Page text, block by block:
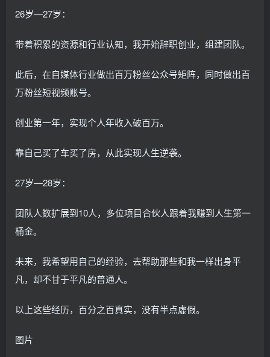
26岁—27岁：
带着积累的资源和行业认知，我开始辞职创业，组建团队。
此后，在自媒体行业做出百万粉丝公众号矩阵，同时做出百
万粉丝短视频账号。
创业第一年，实现个人年收入破百万。
靠自己买了车买了房，从此实现人生逆袭。
27岁—28岁：
团队人数扩展到10人，多位项目合伙人跟着我赚到人生第一
桶金。
未来，我希望用自己的经验，去帮助那些和我一样出身平
凡，却不甘于平凡的普通人。
以上这些经历，百分之百真实，没有半点虚假。
图片